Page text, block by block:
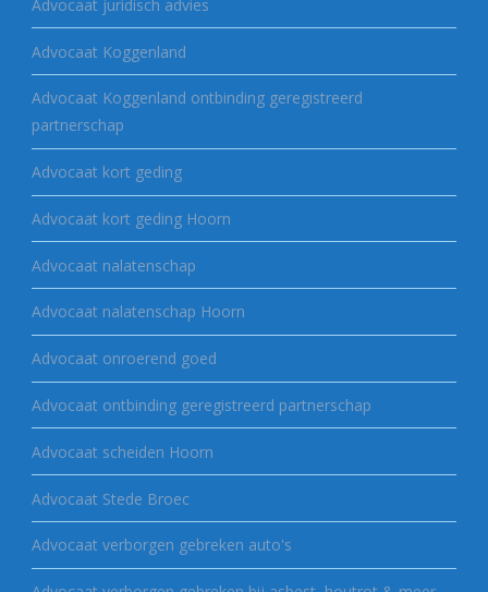
Advocaat juridisch advies
Advocaat Koggenland
Advocaat Koggenland ontbinding geregistreerd
partnerschap
Advocaat kort geding
Advocaat kort geding Hoorn
Advocaat nalatenschap
Advocaat nalatenschap Hoorn
Advocaat onroerend goed
Advocaat ontbinding geregistreerd partnerschap
Advocaat scheiden Hoorn
Advocaat Stede Broec
Advocaat verborgen gebreken auto's